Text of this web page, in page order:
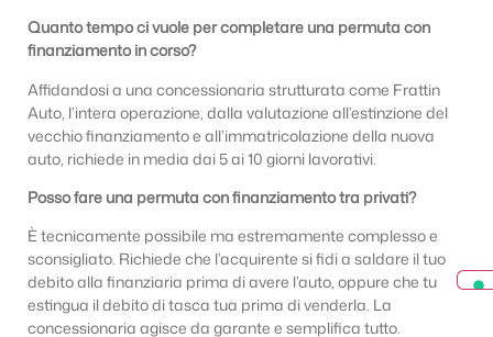
Quanto tempo ci vuole per completare una permuta con
finanziamento in corso?
Affidandosi a una concessionaria strutturata come Frattin
Auto, l’intera operazione, dalla valutazione all’estinzione del
vecchio finanziamento e all’immatricolazione della nuova
auto, richiede in media dai 5 ai 10 giorni lavorativi.
Posso fare una permuta con finanziamento tra privati?
È tecnicamente possibile ma estremamente complesso e
sconsigliato. Richiede che l’acquirente si fidi a saldare il tuo
debito alla finanziaria prima di avere l’auto, oppure che tu
estingua il debito di tasca tua prima di venderla. La
concessionaria agisce da garante e semplifica tutto.